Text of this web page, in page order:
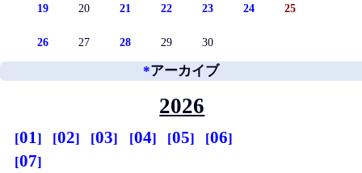
19 20 21 22 23 24 25
26 27 28 29 30
*アーカイブ
2026
01 02 03 04 05
06
07